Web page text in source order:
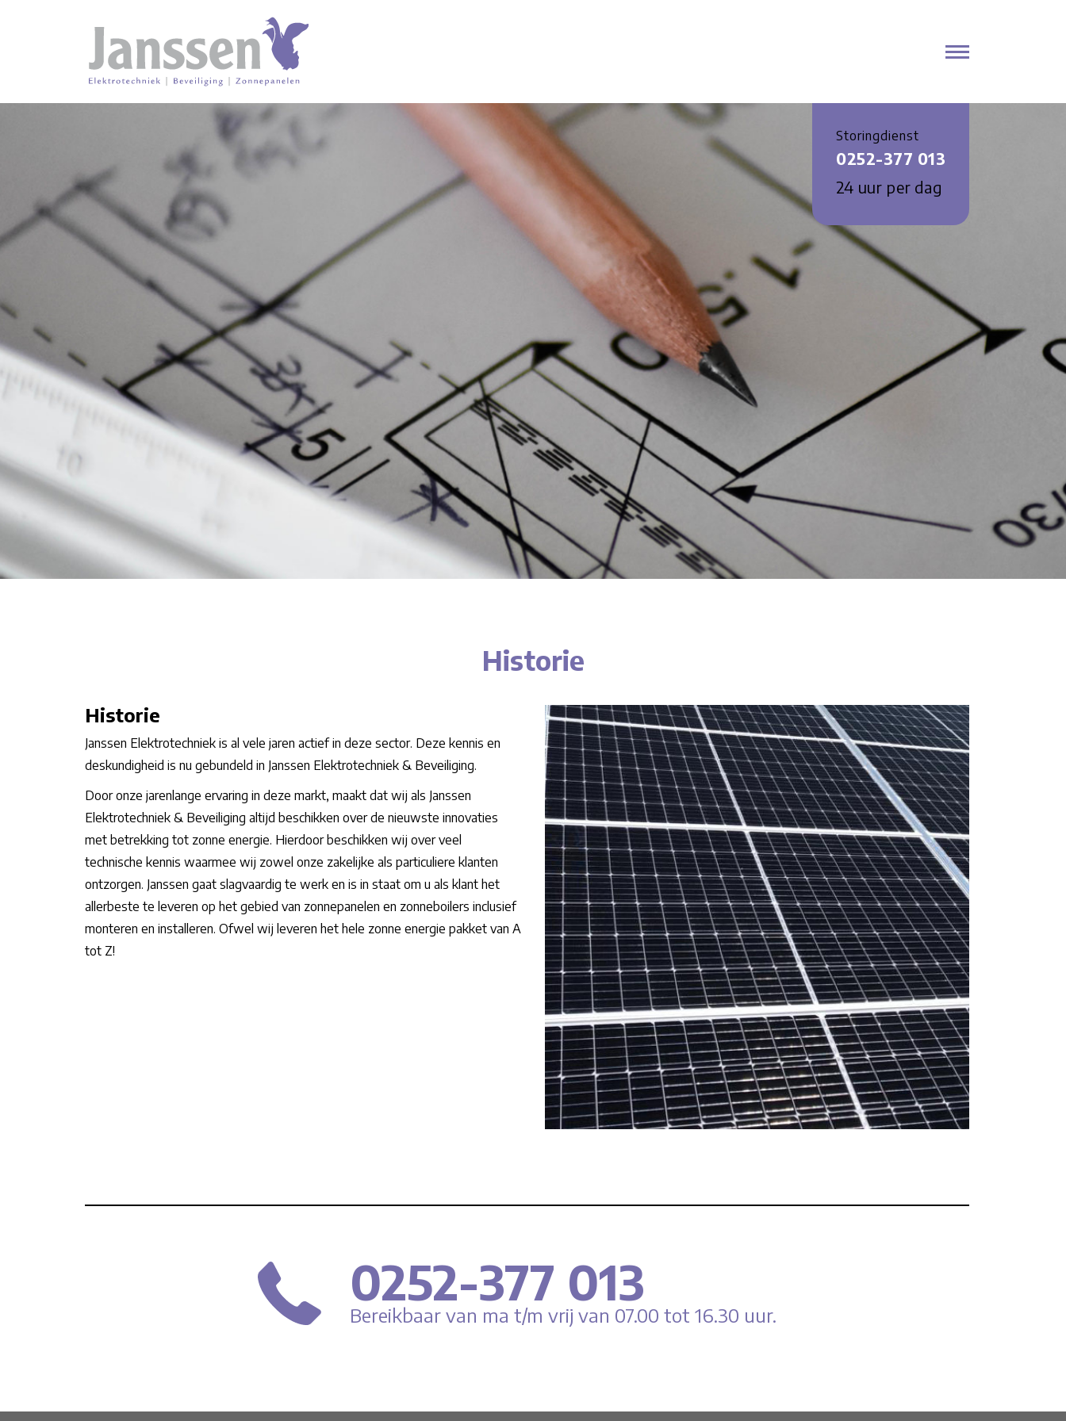
Storingdienst
0252-377 013
24 uur per dag
Historie
Historie
Janssen Elektrotechniek is al vele jaren actief in deze sector. Deze kennis en
deskundigheid is nu gebundeld in Janssen Elektrotechniek & Beveiliging.
Door onze jarenlange ervaring in deze markt, maakt dat wij als Janssen
Elektrotechniek & Beveiliging altijd beschikken over de nieuwste innovaties
met betrekking tot zonne energie. Hierdoor beschikken wij over veel
technische kennis waarmee wij zowel onze zakelijke als particuliere klanten
ontzorgen. Janssen gaat slagvaardig te werk en is in staat om u als klant het
allerbeste te leveren op het gebied van zonnepanelen en zonneboilers inclusief
monteren en installeren. Ofwel wij leveren het hele zonne energie pakket van A
tot Z!
0252-377 013
Bereikbaar van ma t/m vrij van 07.00 tot 16.30 uur.